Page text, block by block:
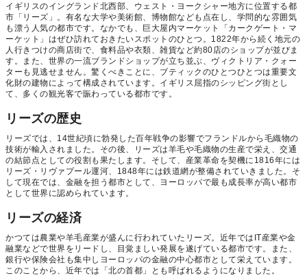
イギリスのイングランド北西部、ウェスト・ヨークシャー地方に位置する都
市「リーズ」。有名な大学や美術館、博物館なども点在し、学問的な雰囲気
も漂う人気の都市です。なかでも、巨大屋内マーケット「カークゲート・マ
ーケット」はぜひ訪れておきたいスポットのひとつ。1822年から続く地元の
人行きつけの商店街で、食料品や衣類、雑貨など約80店のショップが並びま
す。また、世界の一流ブランドショップが立ち並ぶ、ヴィクトリア・クォー
ターも見逃せません。驚くべきことに、ブティックのひとつひとつは重要文
化財の建物によって構成されています。イギリス屈指のシッピング街とし
て、多くの観光客で賑わっている都市です。
リーズの歴史
リーズでは、14世紀頃に勃発した百年戦争の影響でフランドルから毛織物の
技術が輸入されました。その後、リーズは羊毛や毛織物の生産で栄え、交通
の結節点としての役割も果たします。そして、産業革命を契機に1816年には
リーズ・リヴァプール運河、1848年には鉄道網が整備されていきました。そ
して現在では、金融を担う都市として、ヨーロッパで最も成長率が高い都市
として世界に認められています。
リーズの経済
かつては農業や羊毛産業が盛んに行われていたリーズ。近年ではIT産業や金
融業などで世界をリードし、目覚ましい発展を遂げている都市です。また、
銀行や保険会社も集中しヨーロッパの金融の中心都市として栄えています。
このことから、近年では「北の首都」とも呼ばれるようになりました。